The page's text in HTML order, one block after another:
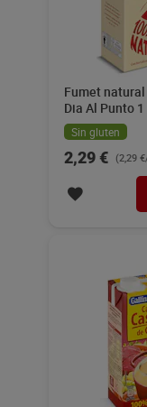
Fumet
Dia Al Punto 1
Sin gluten
2,29 € (2,29